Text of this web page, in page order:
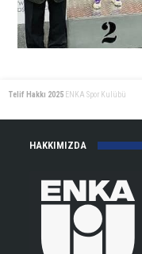
Telif Hakkı 2025 ENKA Spor Kulübü
HAKKIMIZDA